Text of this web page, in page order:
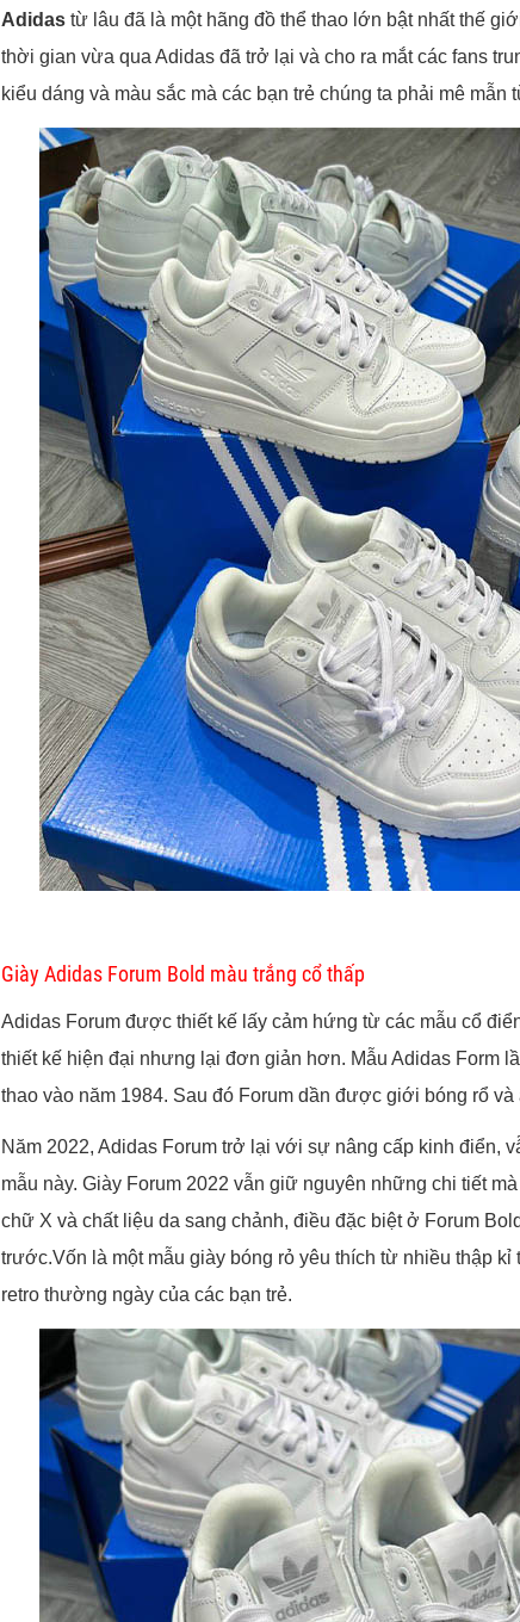
Adidas từ lâu đã là một hãng đồ thể thao lớn bật nhất thế
thời gian vừa qua Adidas đã trở lại và cho ra mắt các fans
kiểu dáng và màu sắc mà các bạn trẻ chúng ta phải mê mẫn
Giày Adidas Forum Bold màu trắng cổ thấp
Adidas Forum được thiết kế lấy cảm hứng từ các mẫu cổ
thiết kế hiện đại nhưng lại đơn giản hơn. Mẫu Adidas Form
thao vào năm 1984. Sau đó Forum dần được giới bóng rổ
Năm 2022, Adidas Forum trở lại với sự nâng cấp kinh điển,
mẫu này. Giày Forum 2022 vẫn giữ nguyên những chi tiết
chữ X và chất liệu da sang chảnh, điều đặc biệt ở Forum
trước.Vốn là một mẫu giày bóng rỏ yêu thích từ nhiều thập
retro thường ngày của các bạn trẻ.